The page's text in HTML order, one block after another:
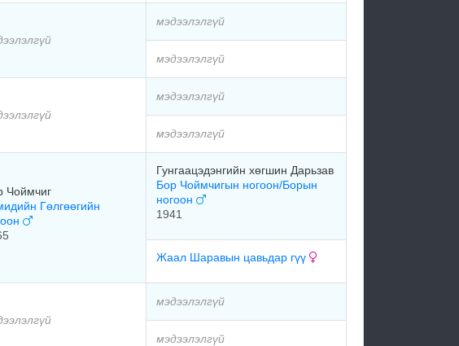
мэдээлэлгүй
мэдээлэлгүй
мэдээлэлгүй
мэдээлэлгүй
Чоймчиг
Гөлгөөгийн
Гунгаацэдэнгийн хөгшин Дарьзав
Бор Чоймчигын ногоон/Борын
ногоон
1941
Жаал Шаравын цавьдар гүү
мэдээлэлгүй
мэдээлэлгүй